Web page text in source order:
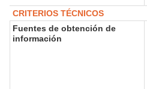
CRITERIOS TÉCNICOS
Fuentes de obtención de
información